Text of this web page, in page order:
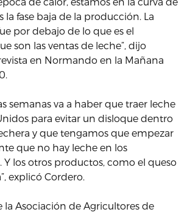
la fase baja de la producción. La
por debajo de lo que es el
son las ventas de leche”, dijo
en Normando en la Mañana
semanas va a haber que traer leche
para evitar un disloque dentro
y que tengamos que empezar
que no hay leche en los
Y los otros productos, como el queso
explicó Cordero.
la Asociación de Agricultores de